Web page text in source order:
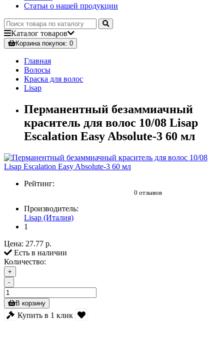
Статьи о нашей продукции
Каталог товаров
Корзинапокупок: 0
Главная
Волосы
Краска для волос
Lisap
Перманентный безаммиачный
краситель для волос 10/08 Lisap
Escalation Easy Absolute-3 60 мл
Рейтинг:
0 отзывов
Производитель:
Lisap (Италия)
1
Цена: 27.77 р.
Есть в наличии
Количество:
+
-
В корзину
Купить в 1 клик